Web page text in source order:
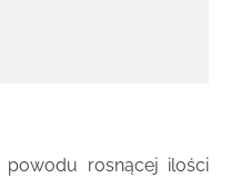
rosnącej ilości